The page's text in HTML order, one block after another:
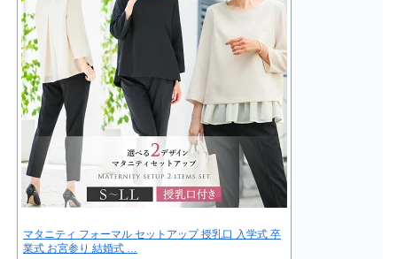
マタニティ フォーマル セットアップ 授乳口 入学式 卒
業式 お宮参り 結婚式 …